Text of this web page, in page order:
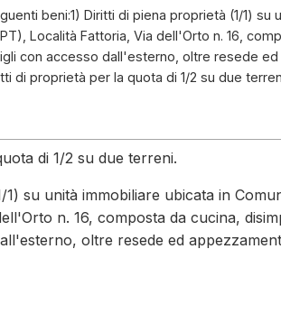
beni:1) Diritti di piena proprietà (1/1) su
Località Fattoria, Via dell'Orto n. 16,
con accesso dall'esterno, oltre resede
di proprietà per la quota di 1/2 su due
di 1/2 su due terreni.
su unità immobiliare ubicata in
n. 16, composta da cucina,
oltre resede ed